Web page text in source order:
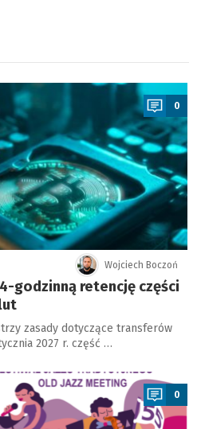
0
Wojciech Boczoń
godzinną retencję części
zasady dotyczące transferów
2027 r. część …
0